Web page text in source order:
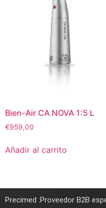
Bien-Air CA NOVA 1:5 L
€959,00
Añadir al carrito
Precimed :Proveedor B2B